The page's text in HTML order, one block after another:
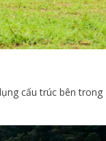
cấu trúc bên trong